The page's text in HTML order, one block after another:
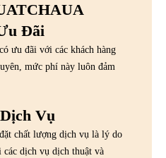
Đãi
ưu đãi với các khách hàng
mức phí này luôn đảm
Vụ
chất lượng dịch vụ là lý do
dịch vụ dịch thuật và